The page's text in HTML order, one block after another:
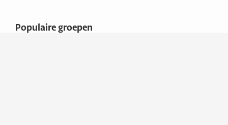
Populaire groepen